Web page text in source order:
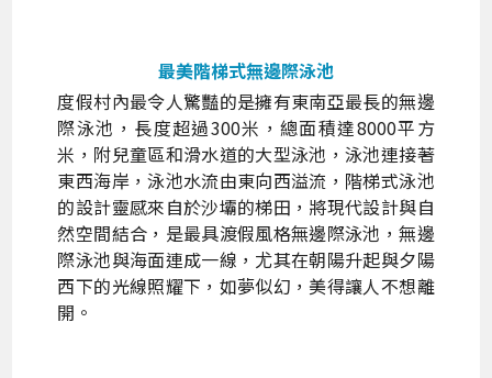
最美階梯式無邊際泳池
度假村內最令人驚豔的是擁有東南亞最長的無邊
際泳池，長度超過300米，總面積達8000平方
米，附兒童區和滑水道的大型泳池，泳池連接著
東西海岸，泳池水流由東向西溢流，階梯式泳池
的設計靈感來自於沙壩的梯田，將現代設計與自
然空間結合，是最具渡假風格無邊際泳池，無邊
際泳池與海面連成一線，尤其在朝陽升起與夕陽
西下的光線照耀下，如夢似幻，美得讓人不想離
開。